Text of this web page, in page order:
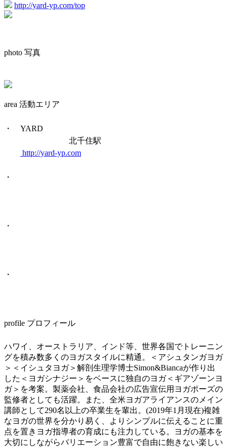
http://yard-yp.com/top
photo 写真
area 活動エリア
・ YARD
北千住駅
http://yard-yp.com
・
・
・
profile プロフィール
ハワイ、オーストラリア、インド等、世界各国でトレーニン
グを積み数多くのヨガスタイルに精通。＜アシュタンガヨガ
＞＜イシュタヨガ＞解剖生理学博士Simon&Biancaが作り出
した＜ヨガシナジー＞をベースに独自のヨガ＜ギアゾーンヨ
ガ＞を考案。製薬会社、食品会社の広告宣伝用ヨガポーズの
監修者としても活躍。また、全米ヨガアライアンスのメイン
講師として290名以上の卒業生を輩出。(2019年1月現在)複雑
なヨガの世界を分かり易く、よりシンプルに伝えることに重
点を置きヨガ指導者の育成にも注力している。ヨガの基本を
大切にしながらバリエーション豊富で自由に飽きない楽しい